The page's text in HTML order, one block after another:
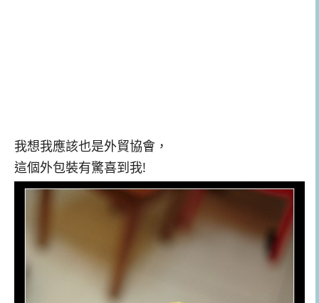
我想我應該也是外貿協會，
這個外包裝有驚喜到我!